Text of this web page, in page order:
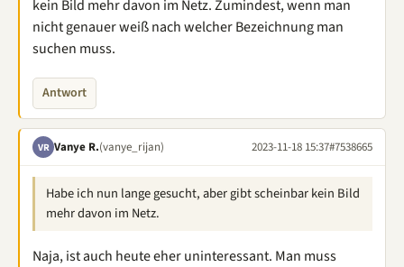
kein Bild mehr davon im Netz. Zumindest, wenn man
nicht genauer weiß nach welcher Bezeichnung man
suchen muss.
Antwort
VR Vanye R.(vanye_rijan) 2023-11-18 15:37#7538665
Habe ich nun lange gesucht, aber gibt scheinbar kein Bild
mehr davon im Netz.
Naja, ist auch heute eher uninteressant. Man muss